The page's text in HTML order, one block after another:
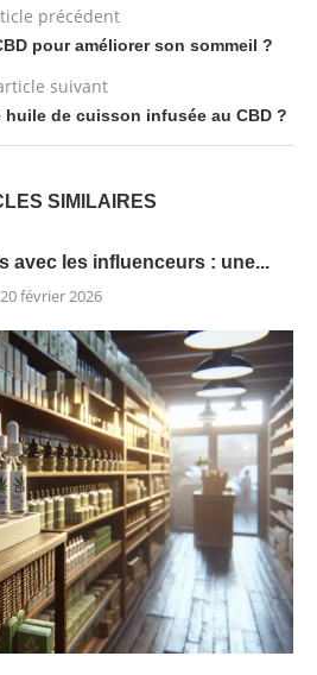
précédent
pour améliorer son sommeil ?
suivant
huile de cuisson infusée au CBD ?
SIMILAIRES
avec les influenceurs : une...
20 février 2026